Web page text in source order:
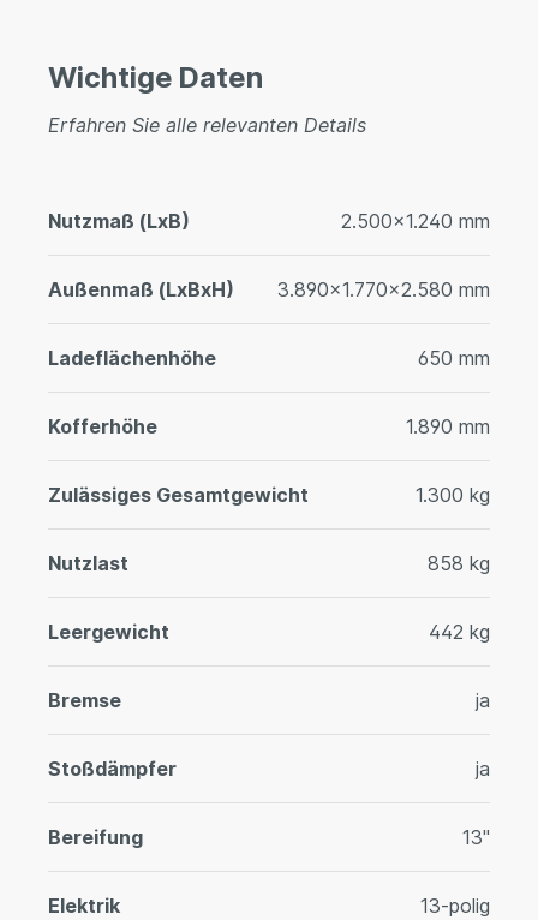
Wichtige Daten
Erfahren Sie alle relevanten Details
Nutzmaß (LxB) 2.500x1.240 mm
Außenmaß (LxBxH) 3.890x1.770x2.580 mm
Ladeflächenhöhe 650 mm
Kofferhöhe 1.890 mm
Zulässiges Gesamtgewicht 1.300 kg
Nutzlast 858 kg
Leergewicht 442 kg
Bremse ja
Stoßdämpfer ja
Bereifung 13"
Elektrik 13-polig